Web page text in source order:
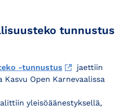
tunnustus
-tunnustus
jaettiin
Open Karnevaalissa
yleisöäänestyksellä,